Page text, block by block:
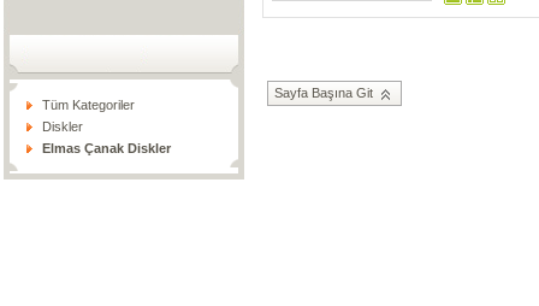
Tüm Kategoriler
Diskler
Elmas Çanak Diskler
Sayfa Başına Git